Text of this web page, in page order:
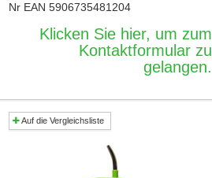
Nr EAN 5906735481204
Klicken Sie hier, um zum
Kontaktformular zu
gelangen.
Auf die Vergleichsliste